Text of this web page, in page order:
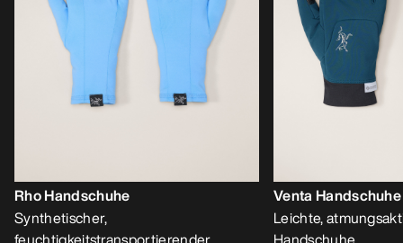
Rho Handschuhe
Synthetischer,
Venta Handschuhe
Leichte,